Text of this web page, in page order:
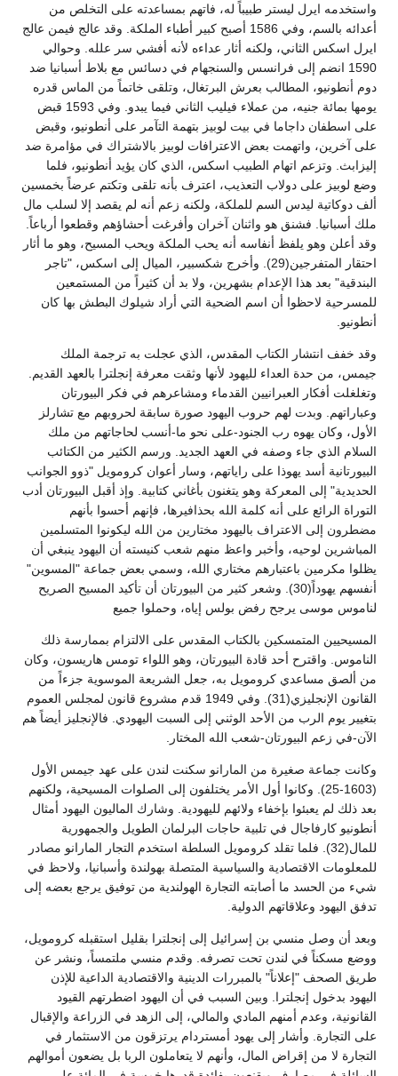
واستخدمه ايرل ليستر طبيباً له، فاتهم بمساعدته على التخلص من
أعدائه بالسم، وفي 1586 أصبح كبير أطباء الملكة. وقد عالج فيمن عالج
ايرل اسكس الثاني، ولكنه أثار عداءه لأنه أفشي سر علله. وحوالي
1590 انضم إلى فرانسس والسنجهام في دسائس مع بلاط أسبانيا ضد
دوم أنطونيو، المطالب بعرش البرتغال، وتلقى خاتماً من الماس قدره
يومها بمائة جنيه، من عملاء فيليب الثاني فيما يبدو. وفي 1593 قبض
على اسطفان داجاما في بيت لوبيز بتهمة التآمر على أنطونيو، وقبض
على آخرين، واتهمت بعض الاعترافات لوبيز بالاشتراك في مؤامرة ضد
إليزابث. وتزعم اتهام الطبيب اسكس، الذي كان يؤيد أنطونيو، فلما
وضع لوبيز على دولاب التعذيب، اعترف بأنه تلقى وتكتم عرضاً بخمسين
ألف دوكاتية ليدس السم للملكة، ولكنه زعم أنه لم يقصد إلا لسلب مال
ملك أسبانيا. فشنق هو واثنان آخران وأفرغت أحشاؤهم وقطعوا أرباعاً.
وقد أعلن وهو يلفظ أنفاسه أنه يحب الملكة ويحب المسيح، وهو ما أثار
احتقار المتفرجين(29). وأخرج شكسبير، الميال إلى اسكس، "تاجر
البندقية" بعد هذا الإعدام بشهرين، ولا بد أن كثيراً من المستمعين
للمسرحية لاحظوا أن اسم الضحية التي أراد شيلوك البطش بها كان
أنطونيو.
وقد خفف انتشار الكتاب المقدس، الذي عجلت به ترجمة الملك
جيمس، من حدة العداء لليهود لأنها وثقت معرفة إنجلترا بالعهد القديم.
وتغلغلت أفكار العبرانيين القدماء ومشاعرهم في فكر البيورتان
وعباراتهم. وبدت لهم حروب اليهود صورة سابقة لحروبهم مع تشارلز
الأول، وكان يهوه رب الجنود-على نحو ما-أنسب لحاجاتهم من ملك
السلام الذي جاء وصفه في العهد الجديد. ورسم الكثير من الكتائب
البيورتانية أسد يهوذا على راياتهم، وسار أعوان كرومويل "ذوو الجوانب
الحديدية" إلى المعركة وهو يتغنون بأغاني كتابية. وإذ أقبل البيورتان أدب
التوراة الرائع على أنه كلمة الله بحذافيرها، فإنهم أحسوا بأنهم
مضطرون إلى الاعتراف باليهود مختارين من الله ليكونوا المتسلمين
المباشرين لوحيه، وأخبر واعظ منهم شعب كنيسته أن اليهود ينبغي أن
يظلوا مكرمين باعتبارهم مختاري الله، وسمي بعض جماعة "المسوين"
أنفسهم يهوداً(30). وشعر كثير من البيورتان أن تأكيد المسيح الصريح
لناموس موسى يرجح رفض بولس إياه، وحملوا جميع
المسيحيين المتمسكين بالكتاب المقدس على الالتزام بممارسة ذلك
الناموس. واقترح أحد قادة البيورتان، وهو اللواء تومس هاريسون، وكان
من ألصق مساعدي كرومويل به، جعل الشريعة الموسوية جزءاً من
القانون الإنجليزي(31). وفي 1949 قدم مشروع قانون لمجلس العموم
بتغيير يوم الرب من الأحد الوثني إلى السبت اليهودي. فالإنجليز أيضاً هم
الآن-في زعم البيورتان-شعب الله المختار.
وكانت جماعة صغيرة من المارانو سكنت لندن على عهد جيمس الأول
(1603-25). وكانوا أول الأمر يختلفون إلى الصلوات المسيحية، ولكنهم
بعد ذلك لم يعبئوا بإخفاء ولائهم لليهودية. وشارك الماليون اليهود أمثال
أنطونيو كارفاجال في تلبية حاجات البرلمان الطويل والجمهورية
للمال(32). فلما تقلد كرومويل السلطة استخدم التجار المارانو مصادر
للمعلومات الاقتصادية والسياسية المتصلة بهولندة وأسبانيا، ولاحظ في
شيء من الحسد ما أصابته التجارة الهولندية من توفيق يرجع بعضه إلى
تدفق اليهود وعلاقاتهم الدولية.
وبعد أن وصل منسي بن إسرائيل إلى إنجلترا بقليل استقبله كرومويل،
ووضع مسكناً في لندن تحت تصرفه. وقدم منسي ملتمساً، ونشر عن
طريق الصحف "إعلاناً" بالمبررات الدينية والاقتصادية الداعية للإذن
اليهود بدخول إنجلترا. وبين السبب في أن اليهود اضطرتهم القيود
القانونية، وعدم أمنهم المادي والمالي، إلى الزهد في الزراعة والإقبال
على التجارة. وأشار إلى يهود أمستردام يرتزقون من الاستثمار في
التجارة لا من إقراض المال، وأنهم لا يتعاملون الربا بل يضعون أموالهم